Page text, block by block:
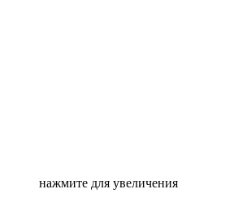
нажмите для увеличения